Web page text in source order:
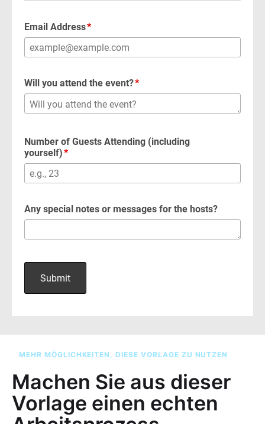
MEHR MÖGLICHKEITEN, DIESE VORLAGE ZU NUTZEN
Machen Sie aus dieser
Vorlage einen echten